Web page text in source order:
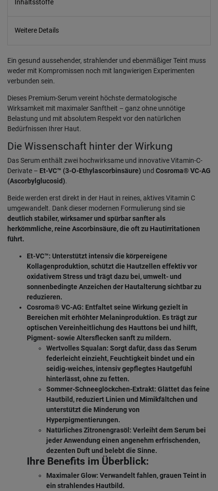
Inhaltsstoffe
Weitere Details
Ein gesund aussehender, strahlender und ebenmäßiger Teint muss
weder mit Kompromissen noch mit langwierigen Experimenten
verbunden sein.
Dieses Premium-Serum vereint höchste dermatologische
Wirksamkeit mit maximaler Sanftheit – ganz ohne unnötige
Belastung und mit absolutem Respekt vor den natürlichen
Bedürfnissen Ihrer Haut.
Die Wissenschaft hinter der Wirkung
Das Serum enthält zwei hochwirksame und innovative Vitamin-C-
Derivate – Et-VC™ (3-O-Ethylascorbinsäure) und Cosroma® VC-AG
(Ascorbylglucosid).
Beide werden erst direkt in der Haut in reines, aktives Vitamin C
umgewandelt. Dank dieser modernen Formulierung sind sie
deutlich stabiler, wirksamer und spürbar sanfter als
herkömmliche, reine Ascorbinsäure, die oft zu Hautirritationen
führt.
Et-VC™: Unterstützt intensiv die körpereigene
Kollagenproduktion, schützt die Hautzellen effektiv vor
oxidativem Stress und trägt dazu bei, umwelt- und
sonnenbedingte Anzeichen der Hautalterung sichtbar zu
reduzieren.
Cosroma® VC-AG: Entfaltet seine Wirkung gezielt in
Bereichen mit erhöhter Melaninproduktion. Es trägt zur
optischen Vereinheitlichung des Hauttons bei und hilft,
Pigment- sowie Altersflecken sanft zu mildern.
Wertvolles Squalan: Sorgt dafür, dass das Serum
federleicht einzieht, Feuchtigkeit bindet und ein
seidig-weiches, intensiv gepflegtes Hautgefühl
hinterlässt, ohne zu fetten.
Sommer-Schneeglöckchen-Extrakt: Glättet das feine
Hautbild, reduziert Linien und Mimikfältchen und
unterstützt die Minderung von
Hyperpigmentierungen.
Natürliches Zitronengrasöl: Verleiht dem Serum bei
jeder Anwendung einen angenehm erfrischenden,
dezenten Duft und belebt die Sinne.
Ihre Benefits im Überblick:
Maximaler Glow: Verwandelt fahlen, grauen Teint in
ein strahlendes Hautbild.